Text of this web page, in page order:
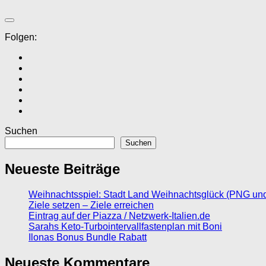
Folgen:
Suchen
Suchen
Neueste Beiträge
Weihnachtsspiel: Stadt Land Weihnachtsglück (PNG
Ziele setzen – Ziele erreichen
Eintrag auf der Piazza / Netzwerk-Italien.de
Sarahs Keto-Turbointervallfastenplan mit Boni
Ilonas Bonus Bundle Rabatt
Neueste Kommentare